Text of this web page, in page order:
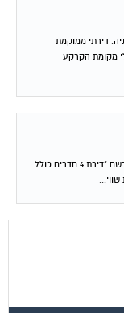
ושניה. דירתי ממוקמת
מקומת הקרקע
שלום, לפני 7.5 שנים רכשתי דירה חדשה מקבלן, בחוזה נרשם "דירת 4 חדרים כולל